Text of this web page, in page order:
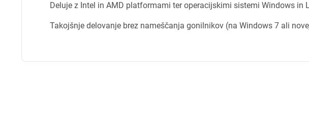
Deluje z Intel in AMD platformami ter operacijskimi sistemi Windows in
Takojšnje delovanje brez nameščanja gonilnikov (na Windows 7 ali
Prijava